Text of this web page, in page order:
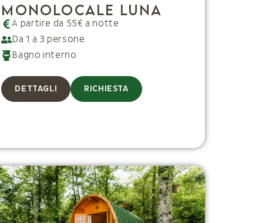
Monolocale Luna
A partire da 55€ a notte
Da 1 a 3 persone
Bagno interno
DETTAGLI RICHIESTA